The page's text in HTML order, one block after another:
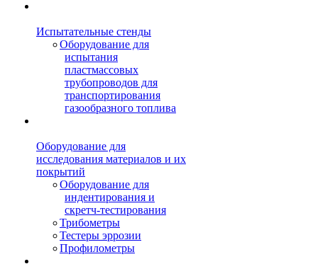
Испытательные стенды
Оборудование для
испытания
пластмассовых
трубопроводов для
транспортирования
газообразного топлива
Оборудование для
исследования материалов и их
покрытий
Оборудование для
индентирования и
скретч-тестирования
Трибометры
Тестеры эррозии
Профилометры